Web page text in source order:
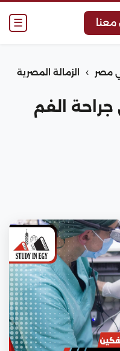
☰
مصر › الزمالة المصرية
جراحة الفم